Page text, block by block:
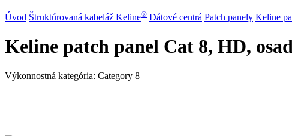
Úvod Štruktúrovaná kabeláž Keline® Dátové centrá Patch panely Keline
Keline patch panel Cat 8, HD,
Výkonnostná kategória: Category 8